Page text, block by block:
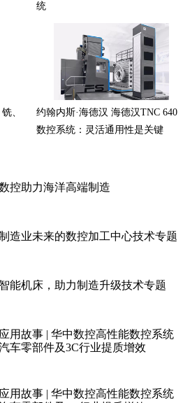
统
、
约翰内斯·海德汉 海德汉TNC 640
数控系统：灵活通用性是关键
控助力海洋高端制造
造业未来的数控加工中心技术专题
能机床，助力制造升级技术专题
用故事 | 华中数控高性能数控系统
车零部件及3C行业提质增效
用故事 | 华中数控高性能数控系统